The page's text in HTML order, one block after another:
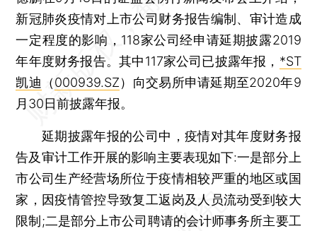
新冠肺炎疫情对上市公司财务报告编制、审计造成
一定程度的影响，118家公司经申请延期披露2019
年年度财务报告。其中117家公司已披露年报， *ST
凯迪 （000939.SZ）向交易所申请延期至2020年9
月30日前披露年报。
延期披露年报的公司中，疫情对其年度财务报
告及审计工作开展的影响主要表现如下:一是部分上
市公司生产经营场所位于疫情相较严重的地区或国
家，因疫情管控导致复工返岗及人员流动受到较大
限制;二是部分上市公司聘请的会计师事务所主要工